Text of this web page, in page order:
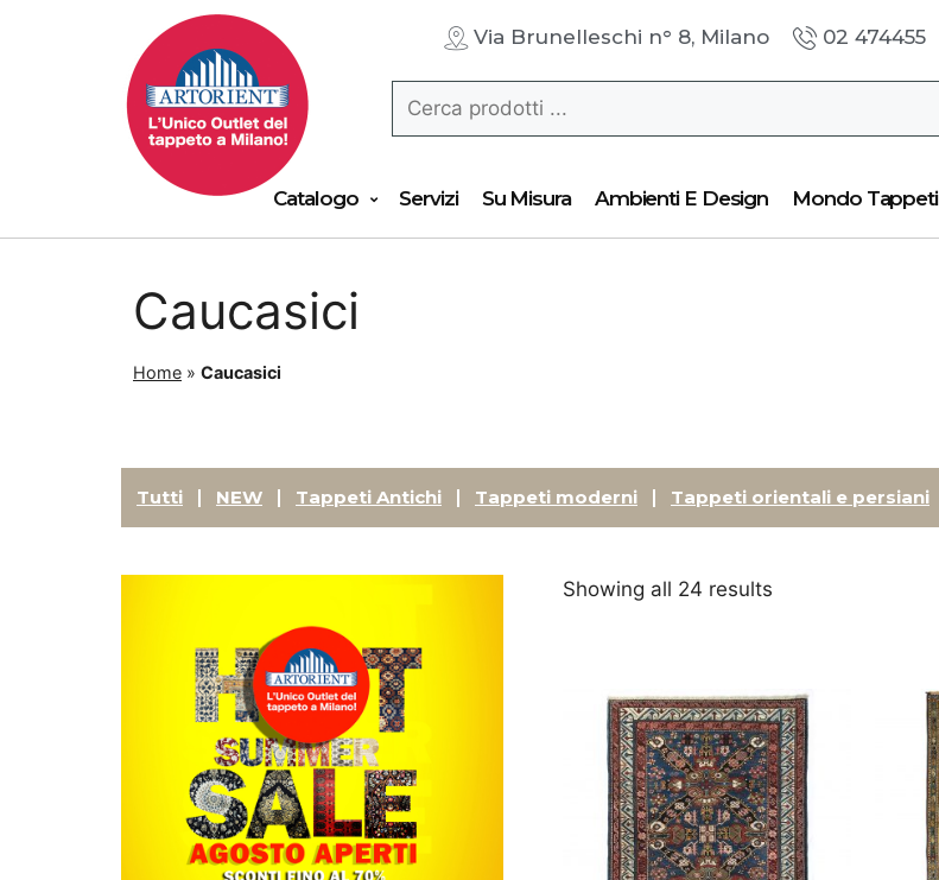
Via Brunelleschi n° 8, Milano 02 474455
Catalogo Servizi Su Misura Ambienti E Design Mondo Tappeti
Caucasici
Home » Caucasici
Tutti NEW Tappeti Antichi Tappeti moderni Tappeti orientali e persiani
Showing all 24 results